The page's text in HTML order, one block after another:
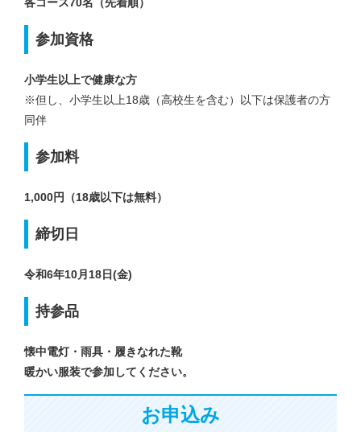
各コース70名（先着順）
参加資格
小学生以上で健康な方
※但し、小学生以上18歳（高校生を含む）以下は保護者の方
同伴
参加料
1,000円（18歳以下は無料）
締切日
令和6年10月18日(金)
持参品
懐中電灯・雨具・履きなれた靴
暖かい服装で参加してください。
お申込み